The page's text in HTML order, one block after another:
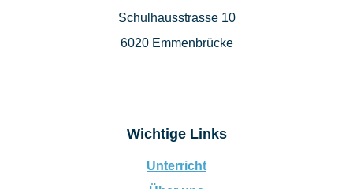
Schulhausstrasse 10
6020 Emmenbrücke
Wichtige Links
Unterricht